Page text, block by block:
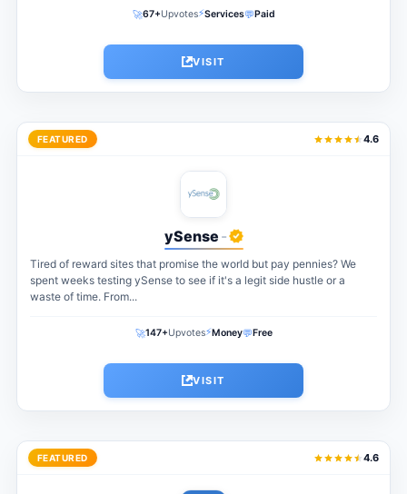
🚀67+Upvotes⚡Services💬Paid
VISIT
FEATURED 4.6
ySense -
Tired of reward sites that promise the world but pay pennies? We
spent weeks testing ySense to see if it's a legit side hustle or a
waste of time. From...
🚀147+Upvotes⚡Money💬Free
VISIT
FEATURED 4.6